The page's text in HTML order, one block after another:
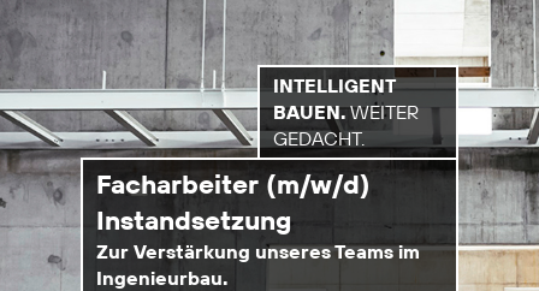
INTELLIGENT
BAUEN.WEITER
GEDACHT.
Facharbeiter (m/w/d)
Instandsetzung
Zur Verstärkung unseres Teams im
Ingenieurbau.